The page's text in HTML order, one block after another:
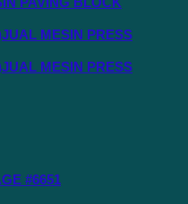
MESIN PRESS
MESIN PRESS
#6651